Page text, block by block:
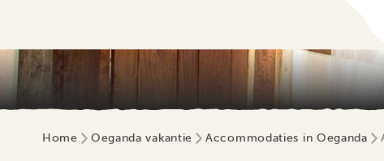
Home Oeganda vakantie Accommodaties in Oeganda